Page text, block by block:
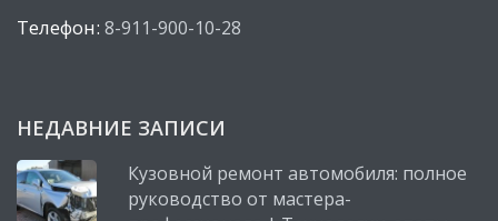
Телефон: 8-911-900-10-28
НЕДАВНИЕ ЗАПИСИ
Кузовной ремонт автомобиля: полное
руководство от мастера-